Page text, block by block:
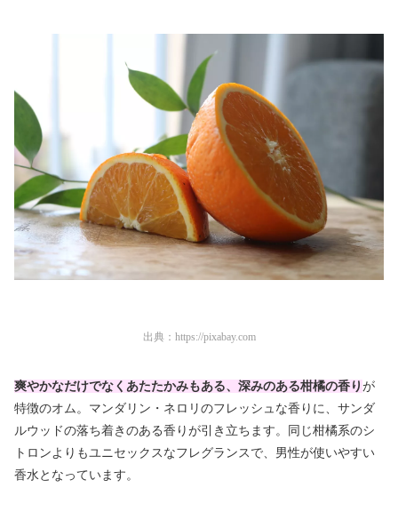
出典： https://pixabay.com
爽やかなだけでなくあたたかみもある、深みのある柑橘の香り が
特徴のオム。マンダリン・ネロリのフレッシュな香りに、サンダ
ルウッドの落ち着きのある香りが引き立ちます。同じ柑橘系のシ
トロンよりもユニセックスなフレグランスで、男性が使いやすい
香水となっています。